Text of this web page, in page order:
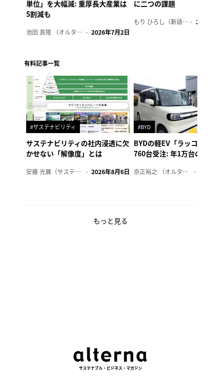
単位」を大幅減: 重厚長大産業は
5割減も
池田 真隆 （オルタナ輪番編集長） 2026年7月2日
に二つの課題
もり ひろし（新語ウォッチャー） 2023年7
有料記事一覧
#サステナビリティ
サステナビリティの社内浸透に欠
かせない「解像度」とは
安藤 光展（サステナビリティ・コンサルタント） 2026年8月6日
#BYD
BYDの軽EV「ラッコ」、1
760台受注: 年1万台の販売
京正裕之 （オルタナ副編集長）
もっと見る
サステナブル・ビジネス・マガジン